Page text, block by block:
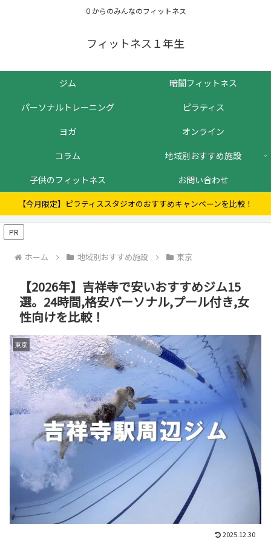
０からのみんなのフィットネス
フィットネス１年生
ジム
暗闇フィットネス
パーソナルトレーニング
ピラティス
ヨガ
オンライン
コラム
地域別おすすめ施設
子供のフィットネス
お問い合わせ
【今月限定】ピラティススタジオのおすすめキャンペーンを比較！
PR
ホーム 地域別おすすめ施設 東京
【2026年】吉祥寺で安いおすすめジム15
選。24時間,格安パーソナル,プール付き,女
性向けを比較！
東京
2025.12.30